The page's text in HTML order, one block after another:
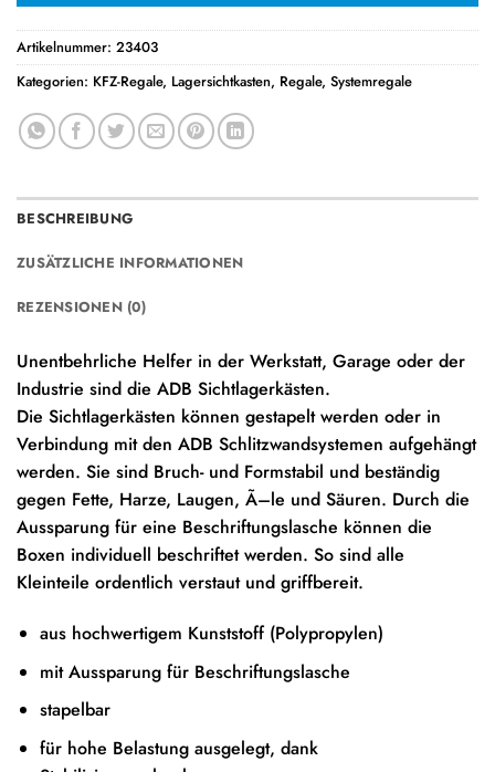
Artikelnummer: 23403
Kategorien: KFZ-Regale, Lagersichtkasten, Regale, Systemregale
BESCHREIBUNG
ZUSÄTZLICHE INFORMATIONEN
REZENSIONEN (0)
Unentbehrliche Helfer in der Werkstatt, Garage oder der
Industrie sind die ADB Sichtlagerkästen.
Die Sichtlagerkästen können gestapelt werden oder in
Verbindung mit den ADB Schlitzwandsystemen aufgehängt
werden. Sie sind Bruch- und Formstabil und beständig
gegen Fette, Harze, Laugen, Ã–le und Säuren. Durch die
Aussparung für eine Beschriftungslasche können die
Boxen individuell beschriftet werden. So sind alle
Kleinteile ordentlich verstaut und griffbereit.
aus hochwertigem Kunststoff (Polypropylen)
mit Aussparung für Beschriftungslasche
stapelbar
für hohe Belastung ausgelegt, dank